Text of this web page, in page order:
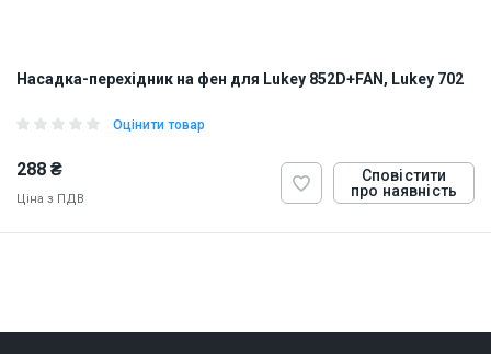
Насадка-перехідник на фен для Lukey 852D+FAN, Lukey 702
Оцінити товар
288 ₴
Ціна з ПДВ
Сповістити
про наявність